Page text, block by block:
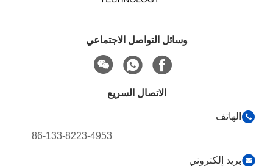
وسائل التواصل الاجتماعي
86-133-8223-4953